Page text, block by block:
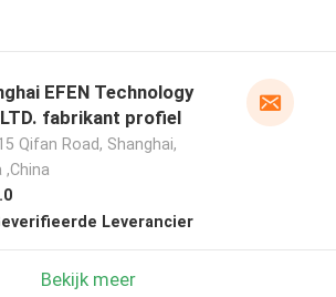
EFEN Technology
fabrikant profiel
Qifan Road, Shanghai,
,China
Leverancier
Bekijk meer